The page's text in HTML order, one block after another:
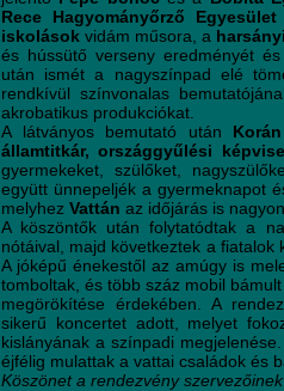
Rece Hagyományőrző Egyesület
iskolások vidám műsora, a
és hússütő verseny eredményét
után ismét a nagyszínpad elé
rendkívül színvonalas
akrobatikus produkciókat.
A látványos bemutató után
államtitkár, országgyűlési
gyermekeket, szülőket,
együtt ünnepeljék a gyermeknapot
melyhez Vattán az időjárás is
A köszöntők után folytatódtak a
nótáival, majd következtek a fiatalok
A jóképű énekestől az amúgy is
tomboltak, és több száz mobil
megörökítése érdekében. A
sikerű koncertet adott, melyet
kislányának a színpadi
éjfélig mulattak a vattai családok és
Köszönet a rendezvény